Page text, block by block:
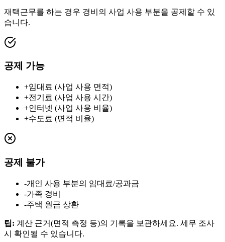
재택근무를 하는 경우 경비의 사업 사용 부분을 공제할 수 있
습니다.
공제 가능
+임대료 (사업 사용 면적)
+전기료 (사업 사용 시간)
+인터넷 (사업 사용 비율)
+수도료 (면적 비율)
공제 불가
-개인 사용 부분의 임대료/공과금
-가족 경비
-주택 원금 상환
팁: 계산 근거(면적 측정 등)의 기록을 보관하세요. 세무 조사
시 확인될 수 있습니다.